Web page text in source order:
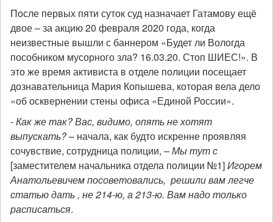
После первых пяти суток суд назначает Гатамову ещё
двое – за акцию 20 февраля 2020 года, когда
неизвестные вышли с баннером «Будет ли Вологда
пособником мусорного зла? 16.03.20. Стоп ШИЕС!». В
это же время активиста в отделе полиции посещает
дознавательница Мария Копышева, которая вела дело
«об осквернении стены офиса «Единой России».
-Как же так? Вас, видимо, опять не хотят
выпускать?– начала, как будто искренне проявляя
сочувствие, сотрудница полиции, –Мы тут с
[заместителем начальника отдела полиции №1]Игорем
Анатольевичем посоветовались, решили вам легче
статью дать , не 214-ю, а 213-ю. Вам надо только
расписаться.